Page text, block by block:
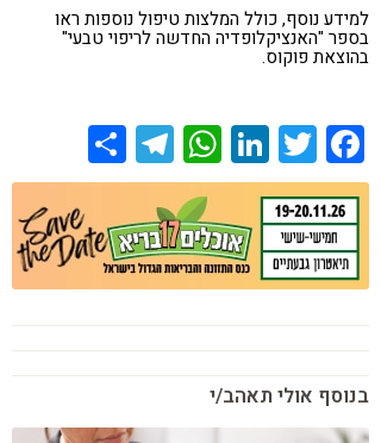
למידע נוסף, כולל המלצות טיפול נוספות ראו
בספר "האנציקלופדיה החדשה לריפוי טבעי"
בהוצאת פוקוס.
Facebook
Twitter
LinkedIn
WhatsApp
Telegram
בנוסף אולי תאהב/י